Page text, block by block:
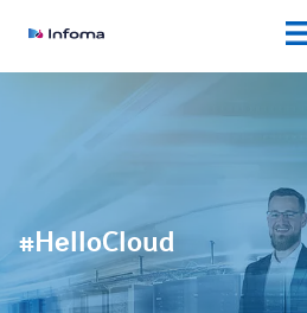
#HelloCloud